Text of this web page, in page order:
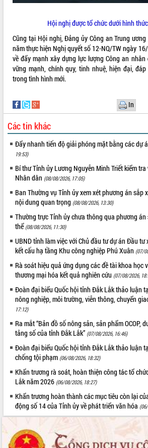
Thường trực HĐND tỉnh Đắk Lắk gặp
mặt Đoàn chuyên gia y tế TP. Hồ Chí
Minh
Lễ truy điệu và an táng hài cốt liệt sĩ
tại Nghĩa trang Liệt sĩ xã Sơn Hòa
xuất khẩu sầu riêng và triển khai quy
định EUDR
Thứ trưởng Bộ Nông nghiệp và Môi
trường Nguyễn Hoàng Hiệp khảo sát
vùng trồng và doanh nghiệp đóng gói
sầu riêng tại Đắk Lắk
Trình diễn nghệ thuật chế biến các
món ăn từ sầu riêng
Đắk Lắk công bố Quy hoạch và xúc
tiến đầu tư tỉnh
Ngành cá ngừ Đắk Lắk chủ động thích
ứng để giữ vững thị trường xuất khẩu
Diễn đàn Kinh tế tư nhân Việt Nam đột
phá cơ chế - Hợp tác công tư
Đề án 06 tạo bước ngoặt đột phá trong
cải cách hành chính tỉnh Đắk Lắk
Kết nối tour, đẩy mạnh chuyển đổi số
để phát triển du lịch Đắk Lắk
Khởi động Dự án Đầu tư xây dựng hạ
tầng kỹ thuật Cụm công nghiệp Tân
Tiến
Gặp mặt các cơ quan báo chí nhân Kỷ
niệm 101 năm Ngày Báo chí Cách
mạng Việt Nam
Đắk Lắk sơ kết 4 năm triển khai thực
hiện Đề án 06 của Chính phủ
Họp báo thông tin về Hội nghị Công bố
Quy hoạch và Xúc tiến đầu tư tỉnh Đắk
Lắk
Khơi thông điểm nghẽn, đẩy nhanh
giải ngân vốn khắc phục thiên tai
THỐNG KÊ TRUY CẬP
Hôm nay:
19203
Tất cả: 66104871
Hội nghị được tổ chức dưới hình
Cũng tại Hội nghị, Đảng ủy Công an Trung
năm thực hiện Nghị quyết số 12-NQ/TW ngày
về đẩy mạnh xây dựng lực lượng Công an nhân
vững mạnh, chính quy, tinh nhuệ, hiện đại,
trong tình hình mới.
In
Các tin khác
Đẩy nhanh tiến độ giải phóng mặt bằng các dự
19:53)
Bí thư Tỉnh ủy Lương Nguyễn Minh Triết kiểm
Nhân dân (08/08/2026, 17:05)
Ban Thường vụ Tỉnh ủy xem xét phương án sắp
nội dung quan trọng (08/08/2026, 13:30)
Thường trực Tỉnh ủy chưa thông qua phương
thể (08/08/2026, 11:30)
UBND tỉnh làm việc với Chủ đầu tư dự án Đầu
kết cấu hạ tầng Khu công nghiệp Phú Xuân (07/
Rà soát hiệu quả ứng dụng các đề tài khoa học
thương mại hóa kết quả nghiên cứu (07/08/2026,
Đoàn đại biểu Quốc hội tỉnh Đắk Lắk thảo luận
nông nghiệp, môi trường, viễn thông, chuyển
17:12)
Ra mắt “Bản đồ số nông sản, sản phẩm OCOP,
tảng số của tỉnh Đắk Lắk” (07/08/2026, 16:46)
Đoàn đại biểu Quốc hội tỉnh Đắk Lắk thảo luận
chống tội phạm (06/08/2026, 18:32)
Khẩn trương rà soát, hoàn thiện công tác tổ
Lắk năm 2026 (06/08/2026, 18:27)
Khẩn trương hoàn thành các mục tiêu còn lại
động số 14 của Tỉnh ủy về phát triển văn hóa